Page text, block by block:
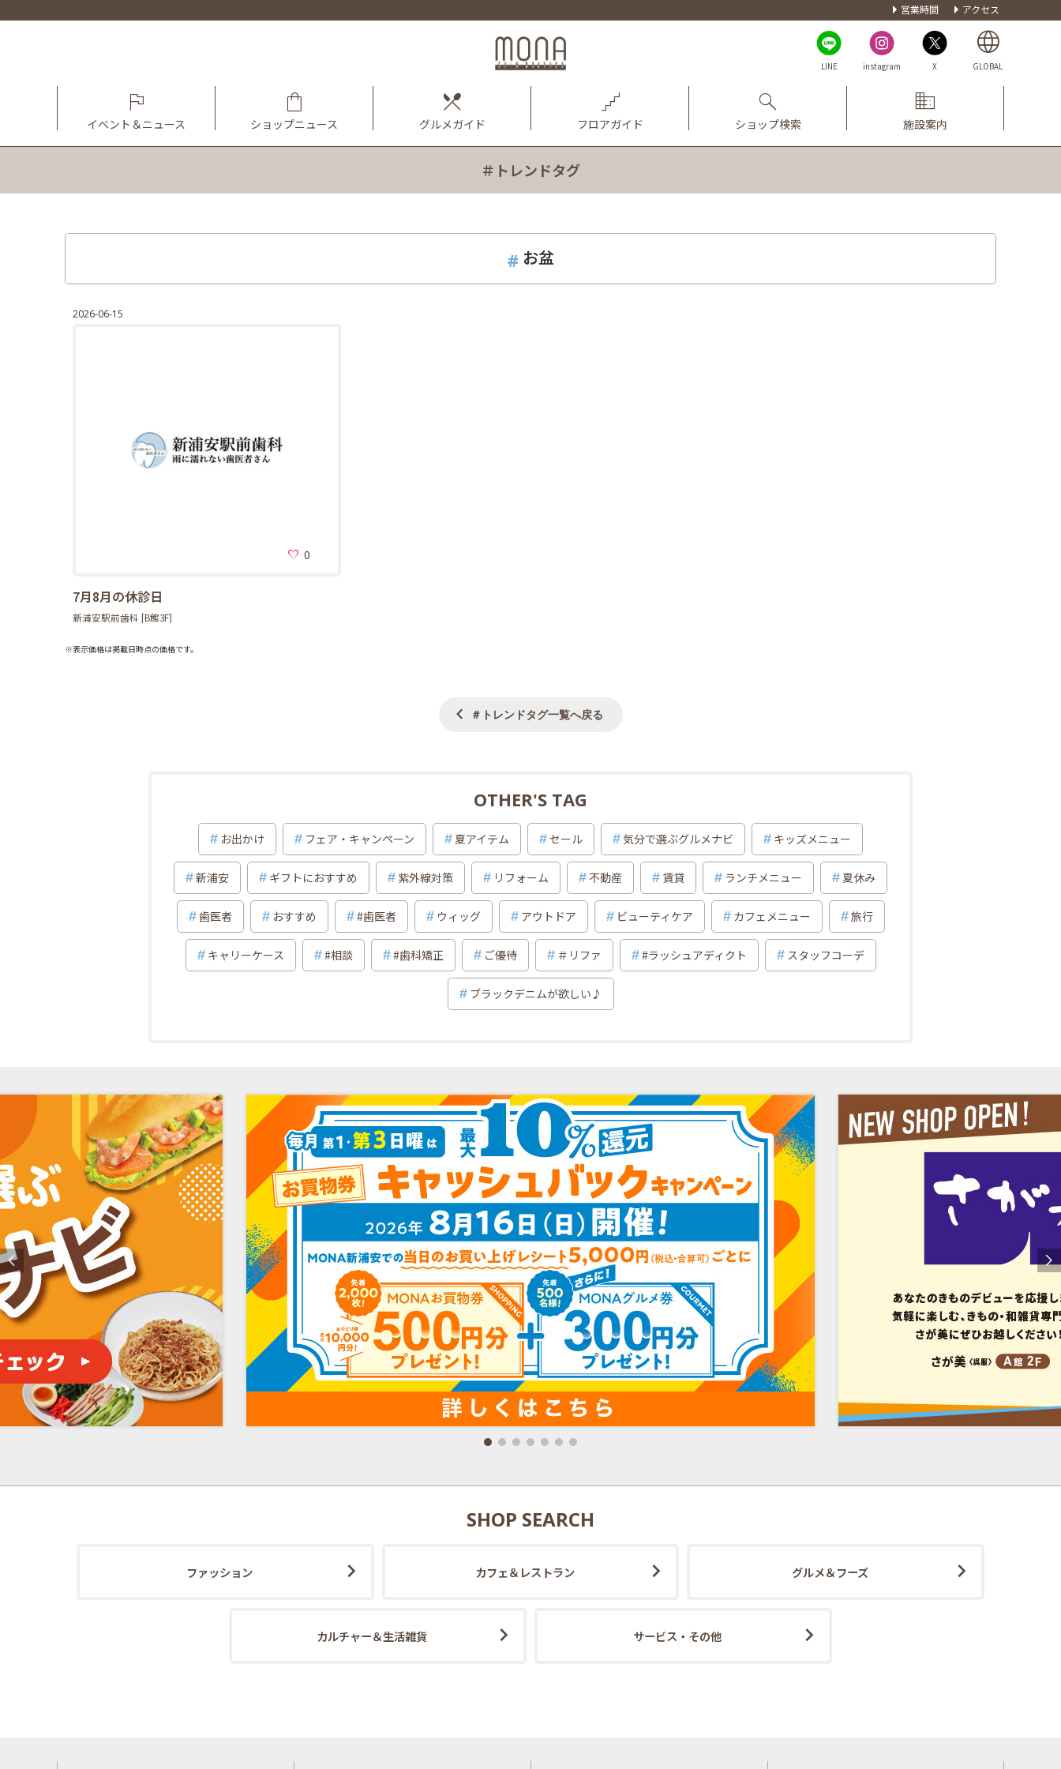
営業時間 アクセス
LINE instagram X GLOBAL
イベント＆ニュース ショップニュース グルメガイド フロアガイド ショップ検索 施設案内
＃トレンドタグ
お盆
2026-06-15
7月8月の休診日
新浦安駅前歯科 [B館3F]
0
※表示価格は掲載日時点の価格です。
＃トレンドタグ一覧へ戻る
OTHER'S TAG
お出かけ フェア・キャンペーン 夏アイテム セール 気分で選ぶグルメナビ キッズメニュー
新浦安 ギフトにおすすめ 紫外線対策 リフォーム 不動産 賃貸 ランチメニュー 夏休み
歯医者 おすすめ #歯医者 ウィッグ アウトドア ビューティケア カフェメニュー 旅行
キャリーケース #相談 #歯科矯正 ご優待 ＃リファ #ラッシュアディクト スタッフコーデ
ブラックデニムが欲しい♪
SHOP SEARCH
ファッション カフェ＆レストラン グルメ＆フーズ
カルチャー＆生活雑貨 サービス・その他